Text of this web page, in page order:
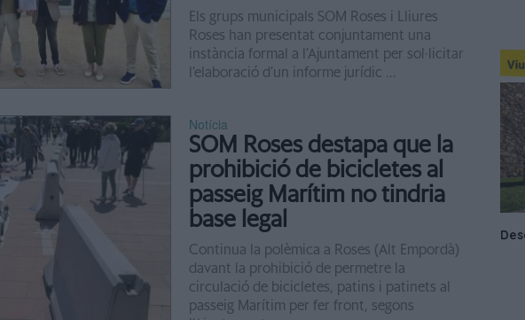
Els grups municipals SOM Roses i Lliures
Roses han presentat conjuntament una
instància formal a l’Ajuntament per sol·licitar
l’elaboració d’un informe jurídic ...
Notícia
SOM Roses destapa que la
prohibició de bicicletes al
passeig Marítim no tindria
base legal
Continua la polèmica a Roses (Alt Empordà)
davant la prohibició de permetre la
circulació de bicicletes, patins i patinets al
passeig Marítim per fer front, segons